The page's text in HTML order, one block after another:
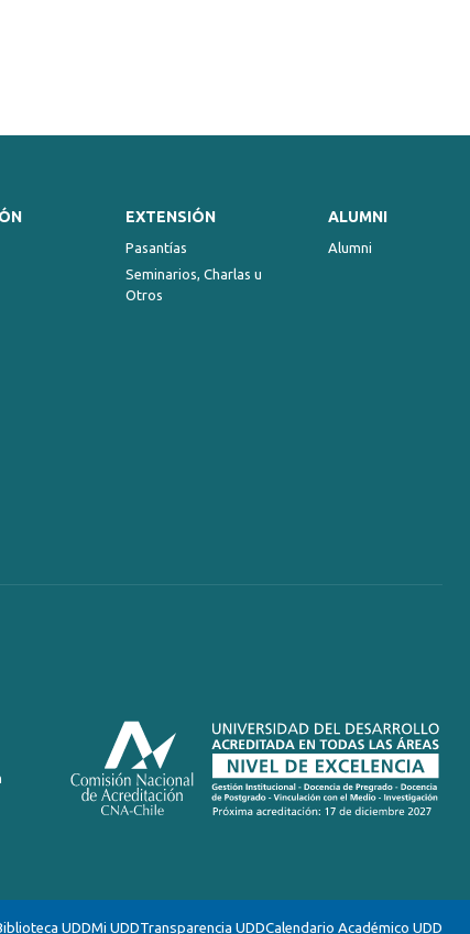
EXTENSIÓN
Pasantías
Seminarios, Charlas u
Otros
ALUMNI
Alumni
UDDMi UDDTransparencia UDDCalendario Académico UDD